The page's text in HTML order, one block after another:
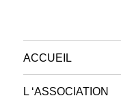
ACCUEIL
L ‘ASSOCIATION